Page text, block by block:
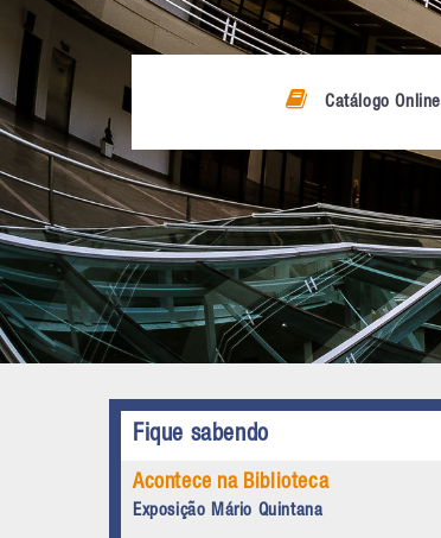
Catálogo Online
Fique sabendo
Acontece na Biblioteca
Exposição Mário Quintana